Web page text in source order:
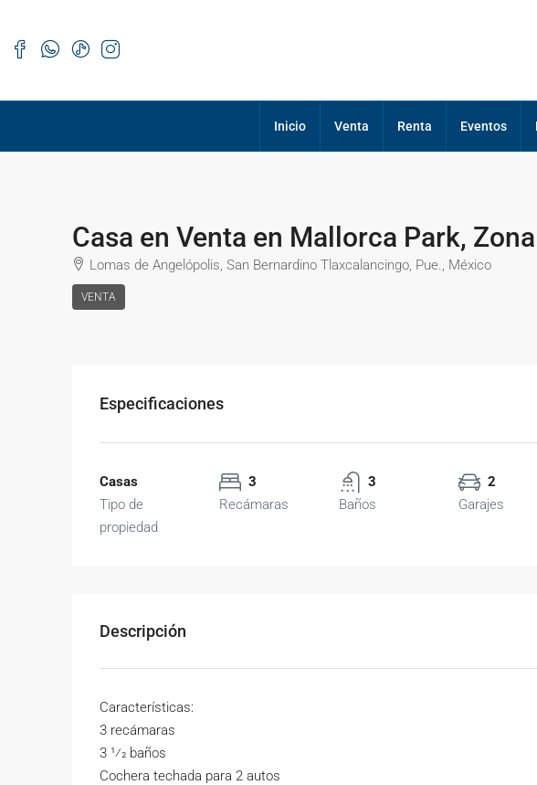
Inicio Venta Renta Eventos
Casa en Venta en Mallorca Park,
Lomas de Angelópolis, San Bernardino Tlaxcalancingo, Pue., México
VENTA
Especificaciones
Casas
Tipo de
propiedad
3
Recámaras
3
Baños
2
Garajes
Descripción
Características:
3 recámaras
3 1⁄2 baños
Cochera techada para 2 autos